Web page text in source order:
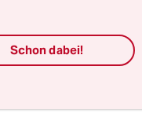
Schon dabei!